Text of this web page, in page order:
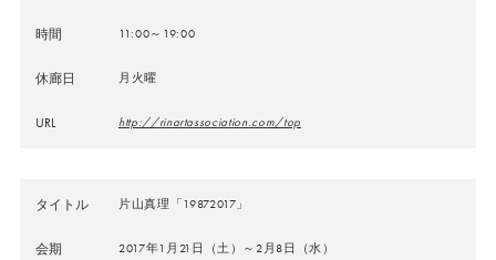
時間 11:00～19:00
休廊日 月火曜
URL http://rinartassociation.com/top
タイトル 片山真理「19872017」
会期 2017年1月21日（土）～2月8日（水）